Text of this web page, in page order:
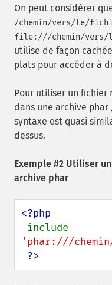
On peut considérer
/chemin/vers/le/
file:///chemin/vers/
utilise de façon
plats pour accéder à
Pour utiliser un fichier
dans une archive phar
syntaxe est quasi
dessus.
Exemple #2 Utiliser
archive phar
<?php
'phar:///
?>